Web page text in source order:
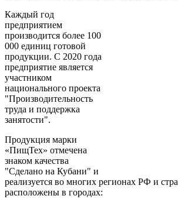
Каждый год
предприятием
производится более 100
000 единиц готовой
продукции. С 2020 года
предприятие является
участником
национального проекта
"Производительность
труда и поддержка
занятости".
Продукция марки
«ПищТех» отмечена
знаком качества
"Сделано на Кубани" и
реализуется во многих регионах РФ и
расположены в городах: